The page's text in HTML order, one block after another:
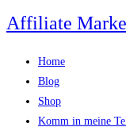
Zum
Inhalt
springen
Affiliate
Home
Blog
Shop
Komm in meine